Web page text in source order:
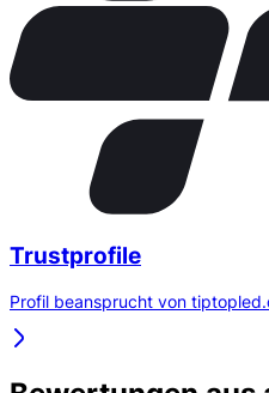
Trustprofile
Profil beansprucht von